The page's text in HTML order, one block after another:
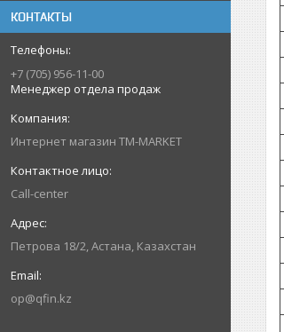
КОНТАКТЫ
+7 (705) 956-11-00
Менеджер отдела продаж
Интернет магазин TM-MARKET
Call-center
Петрова 18/2, Астана, Казахстан
op@qfin.kz